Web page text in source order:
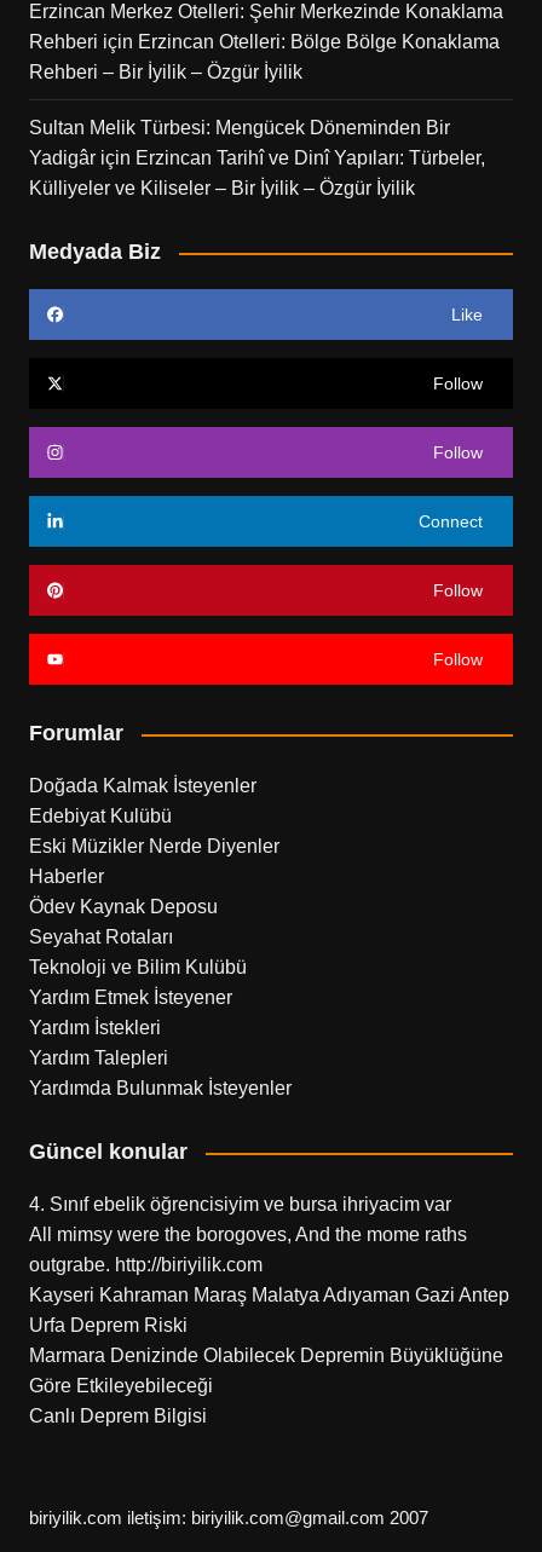
Erzincan Merkez Otelleri: Şehir Merkezinde Konaklama
Rehberi için Erzincan Otelleri: Bölge Bölge Konaklama
Rehberi – Bir İyilik – Özgür İyilik
Sultan Melik Türbesi: Mengücek Döneminden Bir
Yadigâriçin Erzincan Tarihî ve Dinî Yapıları: Türbeler,
Külliyeler ve Kiliseler – Bir İyilik – Özgür İyilik
Medyada Biz
Like
Follow
Follow
Connect
Follow
Follow
Forumlar
Doğada Kalmak İsteyenler
Edebiyat Kulübü
Eski Müzikler Nerde Diyenler
Haberler
Ödev Kaynak Deposu
Seyahat Rotaları
Teknoloji ve Bilim Kulübü
Yardım Etmek İsteyener
Yardım İstekleri
Yardım Talepleri
Yardımda Bulunmak İsteyenler
Güncel konular
4. Sınıf ebelik öğrencisiyim ve bursa ihriyacim var
All mimsy were the borogoves, And the mome raths
outgrabe. http://biriyilik.com
Kayseri Kahraman Maraş Malatya Adıyaman Gazi Antep
Urfa Deprem Riski
Marmara Denizinde Olabilecek Depremin Büyüklüğüne
Göre Etkileyebileceği
Canlı Deprem Bilgisi
biriyilik.com iletişim: biriyilik.com@gmail.com 2007